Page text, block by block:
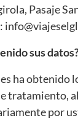
Pasaje
sus
ha obtenido
tratamiento,
por